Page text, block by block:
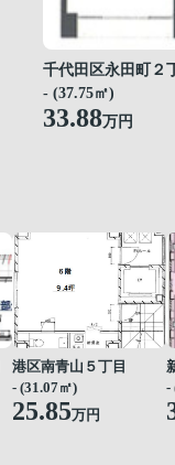
千代田区永田町２
- (37.75㎡)
33.88万円
港区南青山５丁目
- (31.07㎡)
25.85万円
-